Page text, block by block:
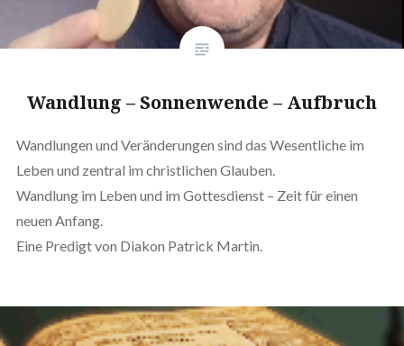
Wandlung – Sonnenwende – Aufbruch
Wandlungen und Veränderungen sind das Wesentliche im
Leben und zentral im christlichen Glauben.
Wandlung im Leben und im Gottesdienst – Zeit für einen
neuen Anfang.
Eine Predigt von Diakon Patrick Martin.